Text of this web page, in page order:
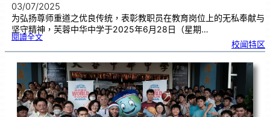
03/07/2025
为弘扬尊师重道之优良传统，表彰教职员在教育岗位上的无私奉献与
坚守精神，芙蓉中华中学于2025年6月28日（星期…
閱讀全文:2
5
教
师
节
暨
长
期
服
务
奖
颁
奖
典
礼
校闻特区